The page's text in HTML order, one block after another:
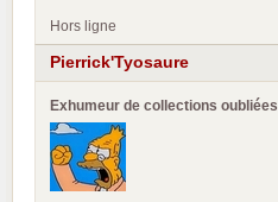
Hors ligne
Pierrick'Tyosaure
Exhumeur de collections oubliées